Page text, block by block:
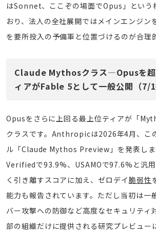
はSonnet、ここぞの場面でOpus」という
おり、法人の全社展開ではメインエンジ
を要所投入の予備軍と位置づけるのが合理
Claude Mythosクラス―Opusを超
ィアがFable 5として一般公開（7/1
Opusをさらに上回る最上位ティアが「
クラスです。Anthropicは2026年4月、こ
ル「Claude Mythos Preview」を発表し
Verifiedで93.9%、USAMOで97.6%と汎
く引き離すスコアに加え、ゼロデイ脆弱性
能力も報告されています。ただし当初は一
バー攻撃への防御など高度なセキュリティ
部の組織だけに提供される研究プレビュー